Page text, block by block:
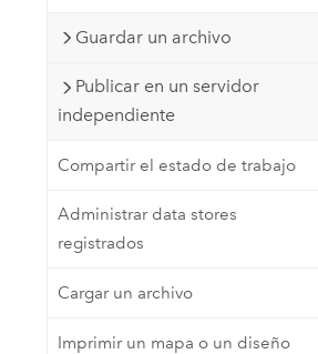
Guardar un archivo
Publicar en un servidor
independiente
Compartir el estado de trabajo
Administrar data stores
registrados
Cargar un archivo
Imprimir un mapa o un diseño